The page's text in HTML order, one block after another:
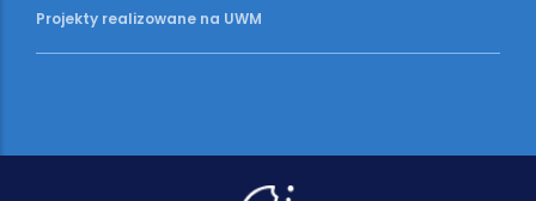
Projekty realizowane na UWM